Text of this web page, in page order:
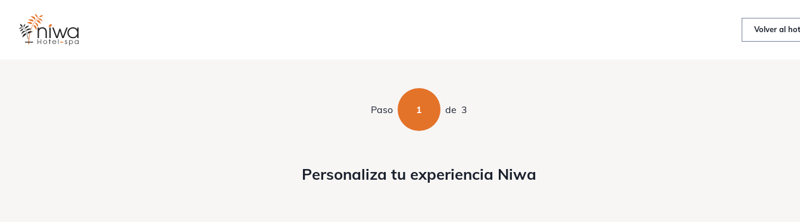
Volver al
Paso 1 de 3
Personaliza tu experiencia Niwa